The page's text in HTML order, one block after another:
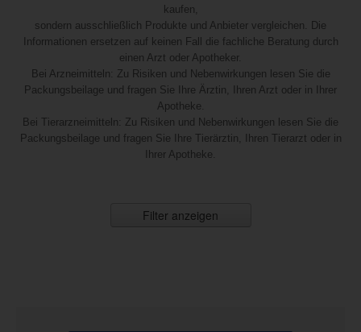
kaufen,
sondern ausschließlich Produkte und Anbieter vergleichen. Die
Informationen ersetzen auf keinen Fall die fachliche Beratung durch
einen Arzt oder Apotheker.
Bei Arzneimitteln: Zu Risiken und Nebenwirkungen lesen Sie die
Packungsbeilage und fragen Sie Ihre Ärztin, Ihren Arzt oder in Ihrer
Apotheke.
Bei Tierarzneimitteln: Zu Risiken und Nebenwirkungen lesen Sie die
Packungsbeilage und fragen Sie Ihre Tierärztin, Ihren Tierarzt oder in
Ihrer Apotheke.
Filter anzeigen